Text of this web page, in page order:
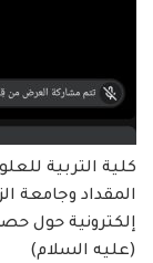
كلية التربية
المقداد وجامعة
إلكترونية حول
(عليه السلام)